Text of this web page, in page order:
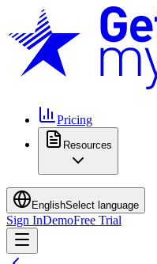
Pricing
Resources
EnglishSelect language
Sign InDemoFree Trial